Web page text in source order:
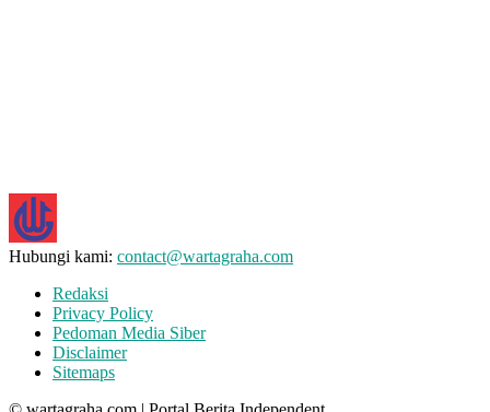
Hubungi kami: contact@wartagraha.com
Redaksi
Privacy Policy
Pedoman Media Siber
Disclaimer
Sitemaps